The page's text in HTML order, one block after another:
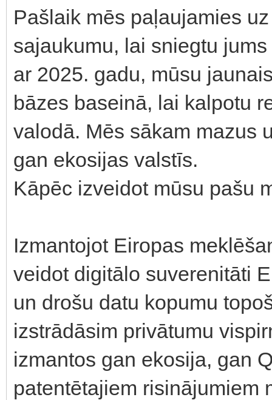
Pašlaik mēs paļaujamies
sajaukumu, lai sniegtu
ar 2025. gadu, mūsu
bāzes baseinā, lai kalpotu
valodā. Mēs sākam mazus
gan ekosijas valstīs.
Kāpēc izveidot mūsu pašu
Izmantojot Eiropas
veidot digitālo suverenitāti
un drošu datu kopumu
izstrādāsim privātumu
izmantos gan ekosija, gan
patentētajiem risinājumiem